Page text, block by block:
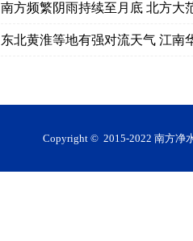
南方频繁阴雨持续至月底 北方大
东北黄淮等地有强对流天气 江南
Copyright © 2015-2022 南方净